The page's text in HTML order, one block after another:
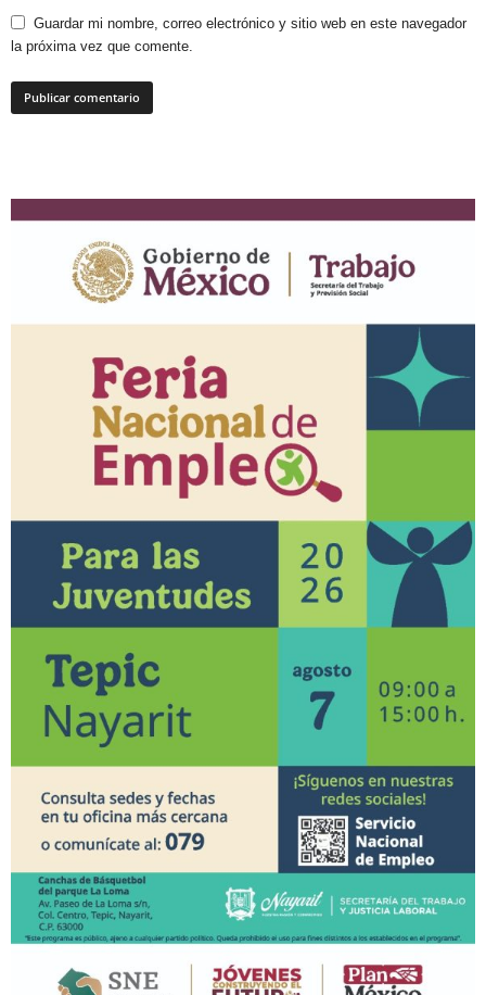
Guardar mi nombre, correo electrónico y sitio web en este navegador
la próxima vez que comente.